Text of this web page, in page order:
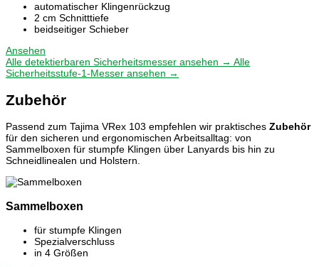
automatischer Klingenrückzug
2 cm Schnitttiefe
beidseitiger Schieber
Ansehen
Alle detektierbaren Sicherheitsmesser ansehen → Alle
Sicherheitsstufe-1-Messer ansehen →
Zubehör
Passend zum Tajima VRex 103 empfehlen wir praktisches Zubehör
für den sicheren und ergonomischen Arbeitsalltag: von
Sammelboxen für stumpfe Klingen über Lanyards bis hin zu
Schneidlinealen und Holstern.
Sammelboxen
für stumpfe Klingen
Spezialverschluss
in 4 Größen